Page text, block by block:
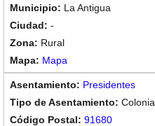
La Antigua
-
Rural
Mapa
Presidentes
Colonia
91680